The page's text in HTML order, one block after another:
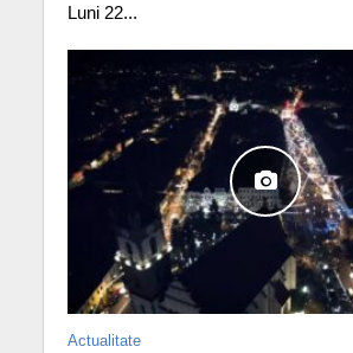
Luni 22...
Actualitate